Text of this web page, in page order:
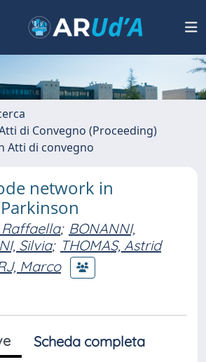
di Convegno (Proceeding)
Atti di convegno
network in
Raffaella; BONANNI,
Silvia; THOMAS, Astrid
Marco
Scheda completa